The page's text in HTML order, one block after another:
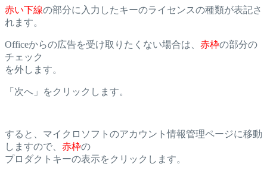
赤い下線の部分に入力したキーのライセンスの種類が表記さ
れます。
Officeからの広告を受け取りたくない場合は、 赤枠の部分の
チェック
を外します。
「次へ」をクリックします。
すると、マイクロソフトのアカウント情報管理ページに移動
しますので、 赤枠の
プロダクトキーの表示をクリックします。